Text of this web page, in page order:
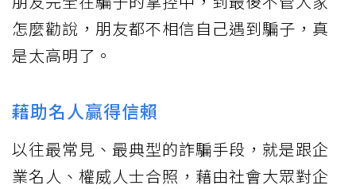
怎麼勸說，朋友都不相信自己遇到騙子，真
是太高明了。
藉助名人贏得信賴
以往最常見、最典型的詐騙手段，就是跟企
業名人、權威人士合照，藉由社會大眾對企